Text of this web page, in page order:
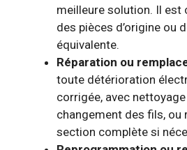
meilleure solution. Il est
des pièces d’origine ou
équivalente.
Réparation ou
toute détérioration
corrigée, avec
changement des fils, ou
section complète si